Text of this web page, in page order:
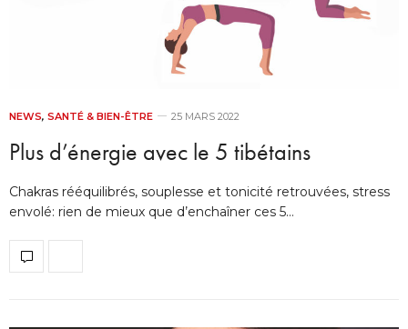
NEWS, SANTÉ & BIEN-ÊTRE 25 MARS 2022
Plus d’énergie avec le 5 tibétains
Chakras rééquilibrés, souplesse et tonicité retrouvées, stress
envolé: rien de mieux que d’enchaîner ces 5…